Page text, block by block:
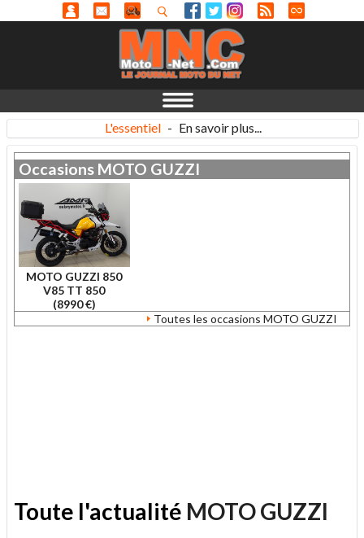
L'essentiel - En savoir plus...
Occasions MOTO GUZZI
MOTO GUZZI 850
V85 TT 850
(8990 €)
Toutes les occasions MOTO GUZZI
Toute l'actualité MOTO GUZZI